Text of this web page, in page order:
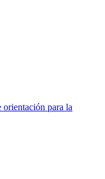
para la